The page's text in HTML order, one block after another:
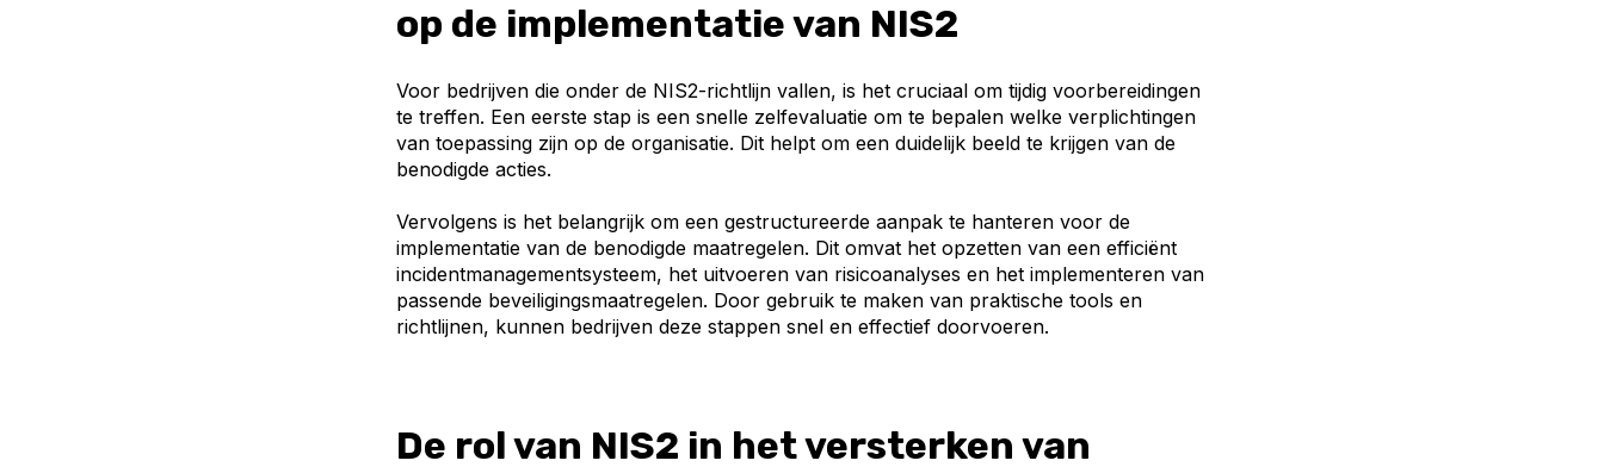
op de implementatie van NIS2
Voor bedrijven die onder de NIS2-richtlijn vallen, is het cruciaal om tijdig voorbereidingen
te treffen. Een eerste stap is een snelle zelfevaluatie om te bepalen welke verplichtingen
van toepassing zijn op de organisatie. Dit helpt om een duidelijk beeld te krijgen van de
benodigde acties.
Vervolgens is het belangrijk om een gestructureerde aanpak te hanteren voor de
implementatie van de benodigde maatregelen. Dit omvat het opzetten van een efficiënt
incidentmanagementsysteem, het uitvoeren van risicoanalyses en het implementeren van
passende beveiligingsmaatregelen. Door gebruik te maken van praktische tools en
richtlijnen, kunnen bedrijven deze stappen snel en effectief doorvoeren.
De rol van NIS2 in het versterken van